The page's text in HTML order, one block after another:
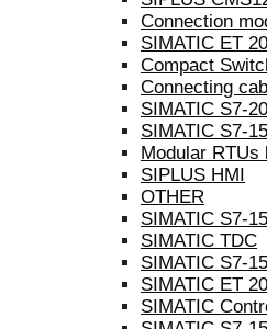
Connection
SIMATIC ET
Compact
Connecting
SIMATIC S7-
SIMATIC S7-
Modular RTUs
SIPLUS HMI
OTHER
SIMATIC S7-
SIMATIC TDC
SIMATIC S7-
SIMATIC ET
SIMATIC